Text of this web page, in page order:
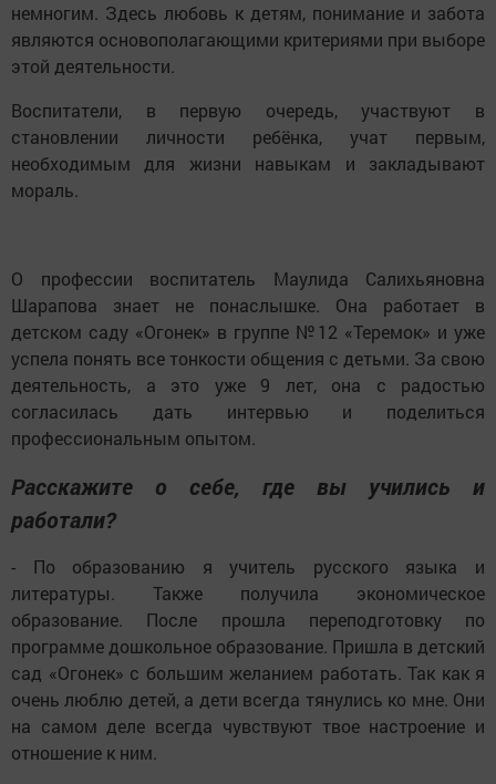
немногим. Здесь любовь к детям, понимание и забота
являются основополагающими критериями при выборе
этой деятельности.
Воспитатели, в первую очередь, участвуют в
становлении личности ребёнка, учат первым,
необходимым для жизни навыкам и закладывают
мораль.
О профессии воспитатель Маулида Салихьяновна
Шарапова знает не понаслышке. Она работает в
детском саду «Огонек» в группе №12 «Теремок» и уже
успела понять все тонкости общения с детьми. За свою
деятельность, а это уже 9 лет, она с радостью
согласилась дать интервью и поделиться
профессиональным опытом.
Расскажите о себе, где вы учились и
работали?
- По образованию я учитель русского языка и
литературы. Также получила экономическое
образование. После прошла переподготовку по
программе дошкольное образование. Пришла в детский
сад «Огонек» с большим желанием работать. Так как я
очень люблю детей, а дети всегда тянулись ко мне. Они
на самом деле всегда чувствуют твое настроение и
отношение к ним.